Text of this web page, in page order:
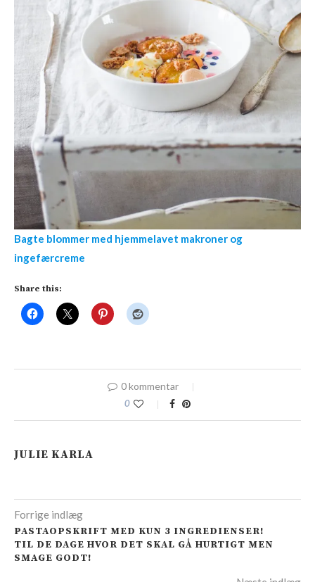
Bagte blommer med hjemmelavet makroner og
ingefærcreme
Share this:
0 kommentar
0
JULIE KARLA
Forrige indlæg
PASTAOPSKRIFT MED KUN 3 INGREDIENSER!
TIL DE DAGE HVOR DET SKAL GÅ HURTIGT MEN
SMAGE GODT!